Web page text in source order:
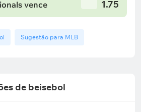
vence 1.75
Sugestão para MLB
de beisebol